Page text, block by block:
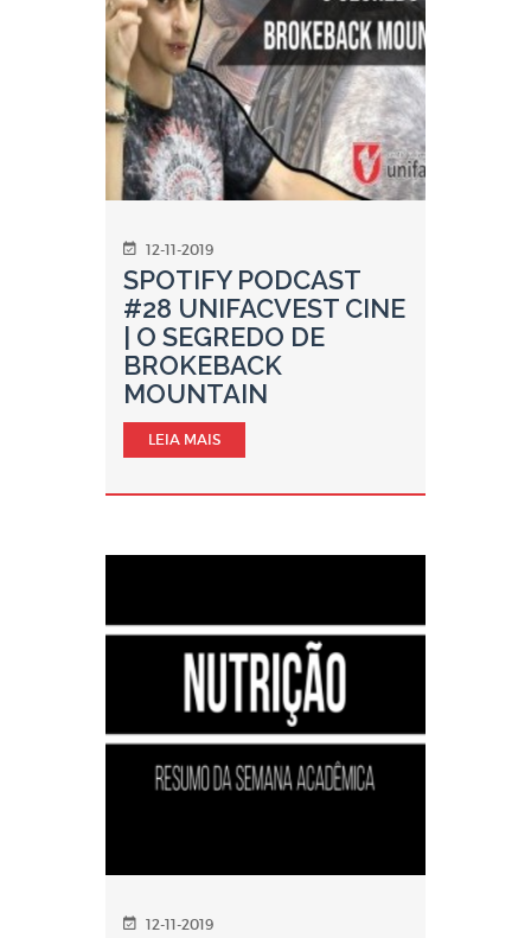
12-11-2019
SPOTIFY PODCAST
#28 UNIFACVEST CINE
| O SEGREDO DE
BROKEBACK
MOUNTAIN
LEIA MAIS
12-11-2019